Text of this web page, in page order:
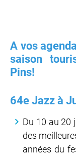
A vos
saison
Pins!
64e Jazz à
Du 10 au 20
des
années du